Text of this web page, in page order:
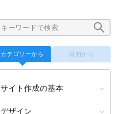
カテゴリーから 目的から
サイト作成の基本
デザイン